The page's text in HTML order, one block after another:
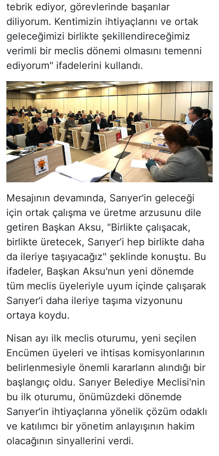
tebrik ediyor, görevlerinde başarılar
diliyorum. Kentimizin ihtiyaçlarını ve ortak
geleceğimizi birlikte şekillendireceğimiz
verimli bir meclis dönemi olmasını temenni
ediyorum" ifadelerini kullandı.
Mesajının devamında, Sarıyer'in geleceği
için ortak çalışma ve üretme arzusunu dile
getiren Başkan Aksu, "Birlikte çalışacak,
birlikte üretecek, Sarıyer’i hep birlikte daha
da ileriye taşıyacağız" şeklinde konuştu. Bu
ifadeler, Başkan Aksu'nun yeni dönemde
tüm meclis üyeleriyle uyum içinde çalışarak
Sarıyer'i daha ileriye taşıma vizyonunu
ortaya koydu.
Nisan ayı ilk meclis oturumu, yeni seçilen
Encümen üyeleri ve ihtisas komisyonlarının
belirlenmesiyle önemli kararların alındığı bir
başlangıç oldu. Sarıyer Belediye Meclisi'nin
bu ilk oturumu, önümüzdeki dönemde
Sarıyer'in ihtiyaçlarına yönelik çözüm odaklı
ve katılımcı bir yönetim anlayışının hakim
olacağının sinyallerini verdi.